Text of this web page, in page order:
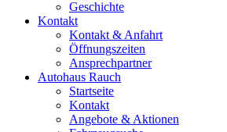
Geschichte
Kontakt
Kontakt & Anfahrt
Öffnungszeiten
Ansprechpartner
Autohaus Rauch
Startseite
Kontakt
Angebote & Aktionen